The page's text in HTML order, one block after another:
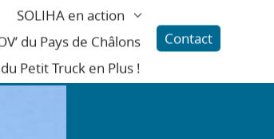
SOLIHA en action
du Pays de Châlons
Petit Truck en Plus !
Contact